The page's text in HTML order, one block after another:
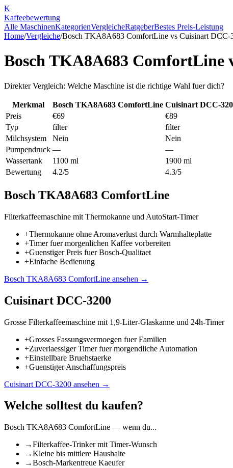
K
Kaffeebewertung
Alle MaschinenKategorienVergleicheRatgeberBestes Preis-Leistung
Home/Vergleiche/Bosch TKA8A683 ComfortLine vs Cuisinart DCC-
Bosch TKA8A683 ComfortLine
Direkter Vergleich: Welche Maschine ist die richtige Wahl fuer dich?
Merkmal Bosch TKA8A683 ComfortLine Cuisinart DCC-
Preis
€69
€89
Typ
filter
filter
Milchsystem
Nein
Nein
Pumpendruck —
—
Wassertank
1100 ml
1900 ml
Bewertung
4.2/5 4.3/5
Bosch TKA8A683 ComfortLine
Filterkaffeemaschine mit Thermokanne und AutoStart-Timer
+Thermokanne ohne Aromaverlust durch Warmhalteplatte
+Timer fuer morgenlichen Kaffee vorbereiten
+Guenstiger Preis fuer Bosch-Qualitaet
+Einfache Bedienung
Bosch TKA8A683 ComfortLine ansehen →
Cuisinart DCC-3200
Grosse Filterkaffeemaschine mit 1,9-Liter-Glaskanne und 24h-Timer
+Grosses Fassungsvermoegen fuer Familien
+Zuverlaessiger Timer fuer morgendliche Automation
+Einstellbare Bruehstaerke
+Guenstiger Anschaffungspreis
Cuisinart DCC-3200 ansehen →
Welche solltest du kaufen?
Bosch TKA8A683 ComfortLine — wenn du...
→Filterkaffee-Trinker mit Timer-Wunsch
→Kleine bis mittlere Haushalte
→Bosch-Markentreue Kaeufer